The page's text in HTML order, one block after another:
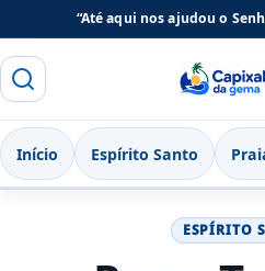
“Até aqui nos ajudou o
Buscar
Menu
Início Espírito Santo
ESPÍRITO